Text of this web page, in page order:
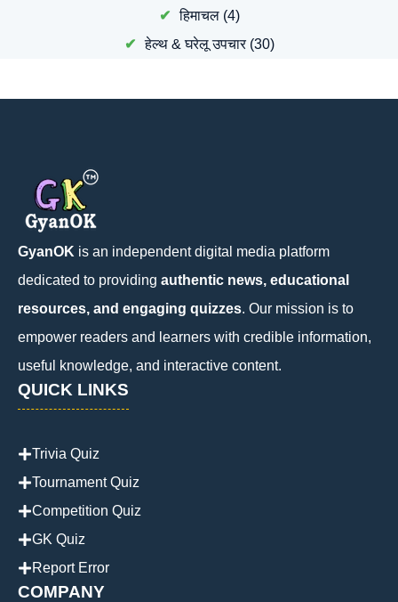
हिमाचल (4)
हेल्थ & घरेलू उपचार(30)
GyanOK is an independent digital media platform
dedicated to providing authentic news, educational
resources, and engaging quizzes. Our mission is to
empower readers and learners with credible information,
useful knowledge, and interactive content.
QUICK LINKS
Trivia Quiz
Tournament Quiz
Competition Quiz
GK Quiz
Report Error
COMPANY